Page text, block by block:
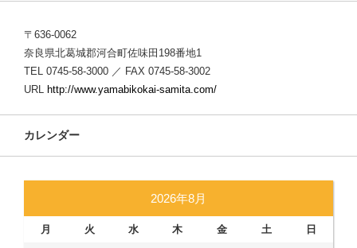
〒636-0062
奈良県北葛城郡河合町佐味田198番地1
TEL 0745-58-3000 ／ FAX 0745-58-3002
URL
http://www.yamabikokai-samita.com/
カレンダー
2026年8月
月 火 水 木 金 土 日